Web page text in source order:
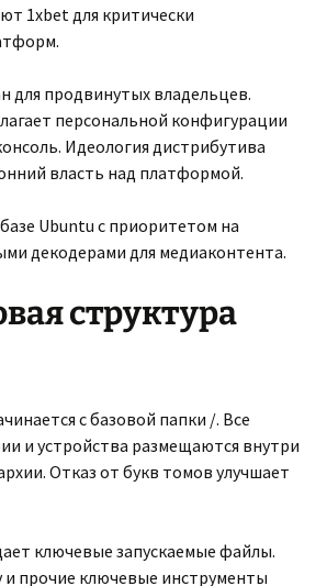
1xbet для критически
для продвинутых владельцев.
персональной конфигурации
Идеология дистрибутива
власть над платформой.
Ubuntu с приоритетом на
декодерами для медиаконтента.
структура
с базовой папки /. Все
и устройства размещаются внутри
Отказ от букв томов улучшает
ключевые запускаемые файлы.
прочие ключевые инструменты